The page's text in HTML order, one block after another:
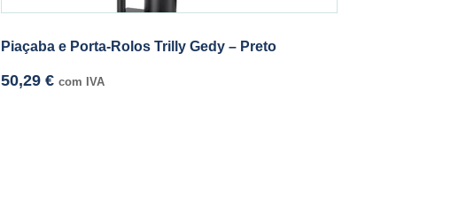
Piaçaba e Porta-Rolos Trilly Gedy – Preto
50,29 € com IVA